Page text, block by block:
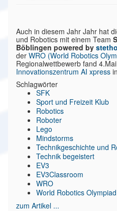
Auch in diesem Jahr Jahr hat
und Robotics mit einem Team
Böblingen powered by
der WRO (World Robotics
Regionalwettbewerb fand
Innovationszentrum AI xpress
Schlagwörter
SFK
Sport und Freizeit Klub
Robotics
Roboter
Lego
Mindstorms
Technikgeschichte und
Technik begeistert
EV3
EV3Classroom
WRO
World Robotics Olympiad
zum Artikel ...